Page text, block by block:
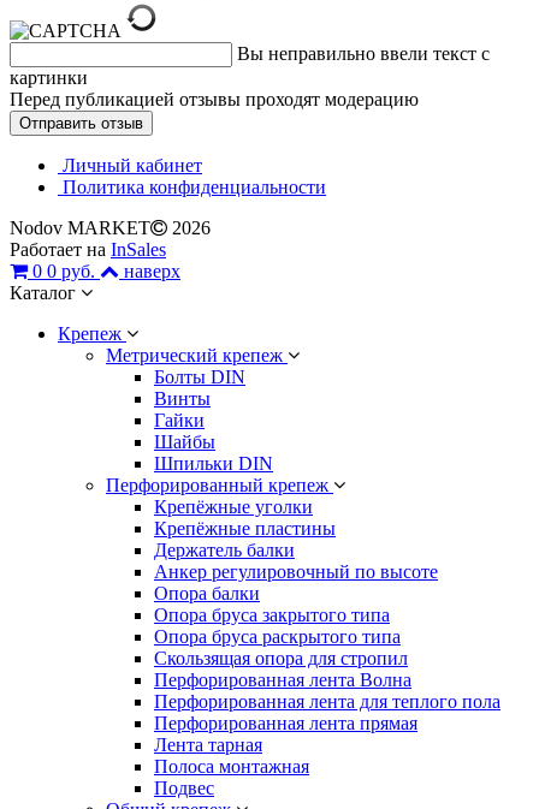
Вы неправильно ввели текст с
картинки
Перед публикацией отзывы проходят модерацию
Личный кабинет
Политика конфиденциальности
Nodov MARKET
2026
Работает на InSales
0 0 руб.
наверх
Каталог
Крепеж
Метрический крепеж
Болты DIN
Винты
Гайки
Шайбы
Шпильки DIN
Перфорированный крепеж
Крепёжные уголки
Крепёжные пластины
Держатель балки
Анкер регулировочный по высоте
Опора балки
Опора бруса закрытого типа
Опора бруса раскрытого типа
Скользящая опора для стропил
Перфорированная лента Волна
Перфорированная лента для теплого пола
Перфорированная лента прямая
Лента тарная
Полоса монтажная
Подвес